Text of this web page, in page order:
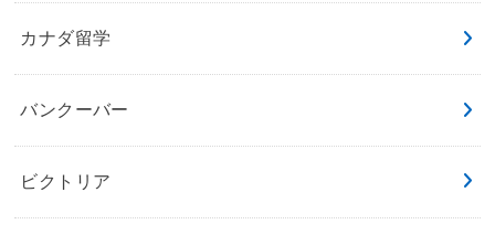
カナダ留学
バンクーバー
ビクトリア